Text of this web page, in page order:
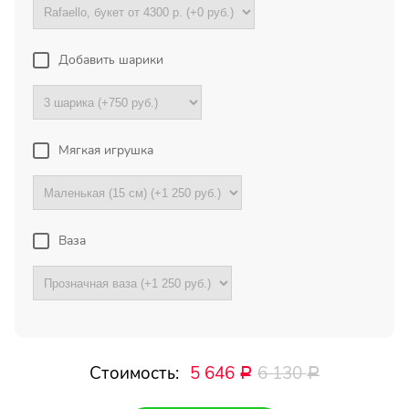
Букет с хризантемами и
герберами оказался очень
Спасибо !
Все отзывы
ПОДПИШИТЕСЬ!
Чтобы первыми узнать о
наших акциях и скидках
Ваш Email
Добавить шарики
Мягкая игрушка
Ваза
Стоимость: 5 646 Р 6 130Р